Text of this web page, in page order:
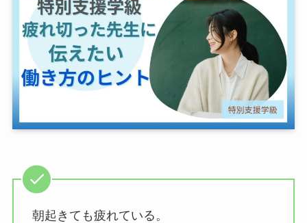
朝起きても疲れている。